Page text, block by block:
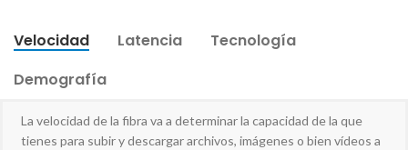
Velocidad Latencia
Tecnología
Demografía
La velocidad de la fibra va a determinar la capacidad de la que
tienes para subir y descargar archivos, imágenes o bien vídeos a